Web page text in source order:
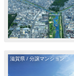
滋賀県 / 分譲マンション